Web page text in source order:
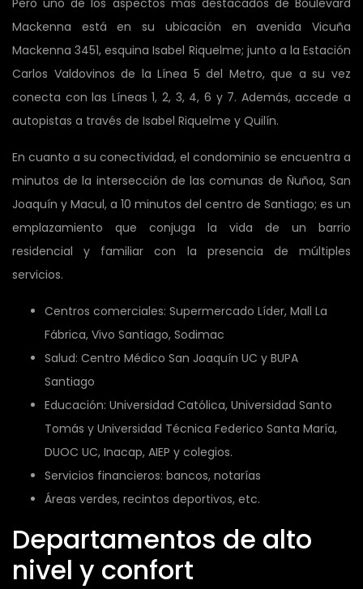
Mackenna está en su ubicación en avenida Vicuña
Mackenna 3451, esquina Isabel Riquelme; junto a la Estación
Carlos Valdovinos de la Línea 5 del Metro, que a su vez
conecta con las Líneas 1, 2, 3, 4, 6 y 7. Además, accede a
autopistas a través de Isabel Riquelme y Quilín.
En cuanto a su conectividad, el condominio se encuentra a
minutos de la intersección de las comunas de Ñuñoa, San
Joaquín y Macul, a 10 minutos del centro de Santiago; es un
emplazamiento que conjuga la vida de un barrio
residencial y familiar con la presencia de múltiples
servicios.
Centros comerciales: Supermercado Líder, Mall La
Fábrica, Vivo Santiago, Sodimac
Salud: Centro Médico San Joaquín UC y BUPA
Santiago
Educación: Universidad Católica, Universidad Santo
Tomás y Universidad Técnica Federico Santa María,
DUOC UC, Inacap, AIEP y colegios.
Servicios financieros: bancos, notarías
Áreas verdes, recintos deportivos, etc.
Departamentos de alto
nivel y confort